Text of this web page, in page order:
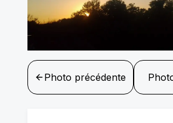
Photo précédente